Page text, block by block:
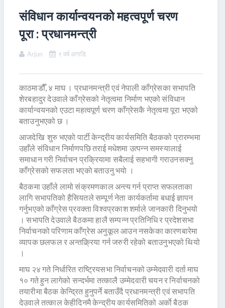
संविधान कार्यान्वयनको महत्वपूर्ण चरण
पूरा : प्रधानमन्त्री
Arjun ९ वर्ष अगाडि
काठमाडौँ, ४ माघ । प्रधानमन्त्री एवं नेपाली काँग्रेसका सभापति
शेरबहादुर देउवाले काँग्रेसको नेतृत्वमा निर्माण भएको संविधान
कार्यान्वयनको एउटा महत्वपूर्ण चरण काँग्रेसकै नेतृत्वमा पूरा भएको
बताउनुभएको छ ।
आजदेखि शुरु भएको पार्टी केन्द्रीय कार्यसमिति बैठकको प्रारम्भमा
उहाँले संविधान निर्माणपछि तराई मधेशमा उत्पन्न समस्यालाई
समाधान गरी निर्वाचन प्रक्रियामा सबैलाई सहभागी गराउनसक्नु
काँग्रेसको सफलता भएकाे बताउनु भयाे ।
बैठकमा उहाँले लामो संक्रमणकाल अन्त्य गर्न प्राप्त सफलताका
लागि सभापतिको हैसियतले सम्पूर्ण नेता कार्यकर्तामा बधाई ज्ञापन
गर्नुभएको काँग्रेस प्रवक्ता विश्वप्रकाश शर्माले जानकारी दिनुभयो
। सभापति देउवाले बैठकमा हालै सम्पन्न प्रतिनिधि र प्रदेशसभा
निर्वाचनको परिणाम काँग्रेस अनुकूल आउन नसकेका कारणबारेमा
व्यापक छलफल र अन्तक्र्रिया गर्न जरुरी रहेको बताउनुभएको थियो
।
माघ २४ गते निर्धारित राष्ट्रियसभा निर्वाचनको उम्मेदवारी दर्ता माघ
१० गते हुन लागेको सन्दर्भमा तत्कालै उम्मेदवारी चयन र निर्वाचनको
तयारीमा बैठक केन्द्रित हुनुपर्ने बताउँदै प्रधानमन्त्री एवं सभापति
देउवाले तत्काल केहीदिनमै केन्द्रीय कार्यसमितिको अर्काे बैठक